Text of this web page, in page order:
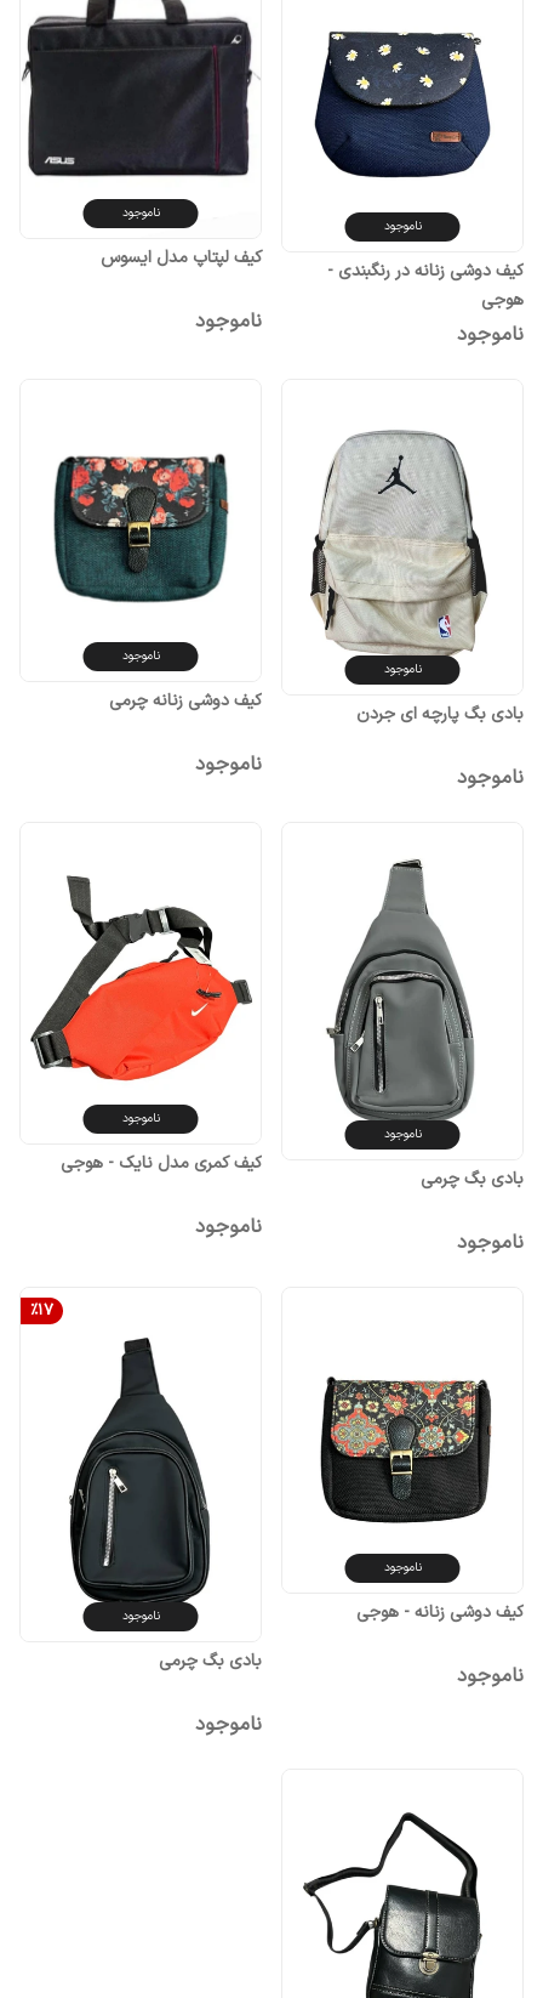
ناموجود
کیف دوشی زنانه در رنگبندی -
هوجی
ناموجود
ناموجود
کیف لپتاپ مدل ایسوس
ناموجود
ناموجود
بادی بگ پارچه ای جردن
ناموجود
ناموجود
کیف دوشی زنانه چرمی
ناموجود
ناموجود
بادی بگ چرمی
ناموجود
ناموجود
کیف کمری مدل نایک - هوجی
ناموجود
ناموجود
کیف دوشی زنانه - هوجی
ناموجود
%17
ناموجود
بادی بگ چرمی
ناموجود